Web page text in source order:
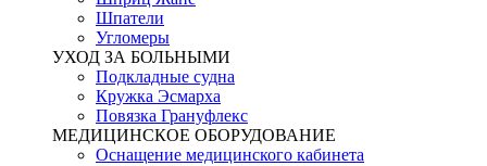
Шпатели
Угломеры
УХОД ЗА БОЛЬНЫМИ
Подкладные судна
Кружка Эсмарха
Повязка Грануфлекс
МЕДИЦИНСКОЕ ОБОРУДОВАНИЕ
Оснащение медицинского кабинета